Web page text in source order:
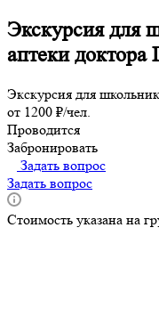
Экскурсия для
аптеки доктора
Экскурсия для
от 1200 ₽/чел.
Проводится
Забронировать
Задать вопрос
Задать вопрос
Стоимость указана на